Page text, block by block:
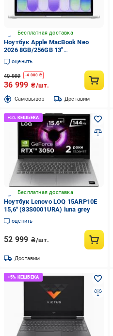
Бесплатная доставка
Ноутбук Apple MacBook Neo
2026 8GB/256GB 13"
(MHFA4UA/A) silver
оценить
40 999 -4 000 ₴
36 999 ₴/шт.
Cамовывоз Доставим
Бесплатная доставка
Ноутбук Lenovo LOQ 15ARP10E
15,6" (83S0001URA) luna grey
оценить
52 999 ₴/шт.
Доставим